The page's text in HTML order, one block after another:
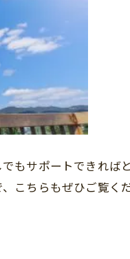
もサポートできれば
こちらもぜひご覧くだ